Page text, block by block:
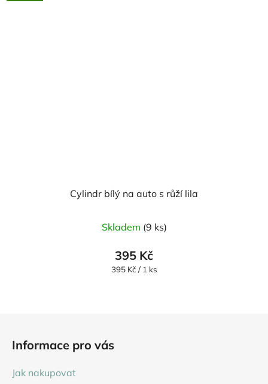
Cylindr bílý na auto s růží lila
Skladem (9 ks)
395 Kč
Měrná
395 Kč / 1 ks
Informace pro vás
Jak nakupovat